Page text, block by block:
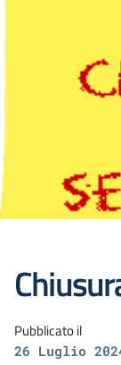
Pubblicato il
26 Luglio